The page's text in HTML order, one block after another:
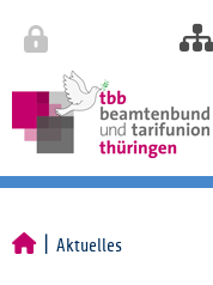
Aktuelles